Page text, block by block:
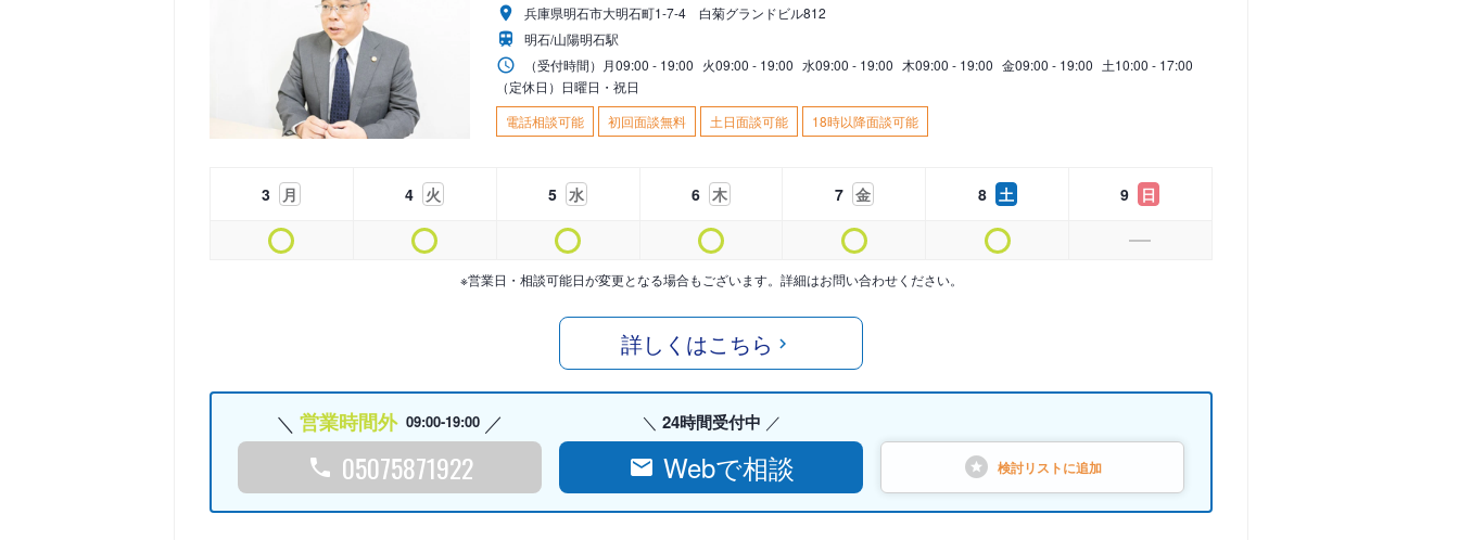
兵庫県明石市大明石町1-7-4 白菊グランドビル812
明石/山陽明石駅
（受付時間） 月09:00 - 19:00 火09:00 - 19:00 水09:00 - 19:00 木09:00 - 19:00 金09:00 - 19:00 土10:00 - 17:00
（定休日）日曜日・祝日
電話相談可能
初回面談無料 土日面談可能 18時以降面談可能
3 月 4 火 5 水 6 木 7 金 8 土 9 日
※営業日・相談可能日が変更となる場合もございます。詳細はお問い合わせください。
詳しくはこちら
営業時間外 09:00-19:00
05075871922
24時間受付中
Webで相談 検討リストに追加